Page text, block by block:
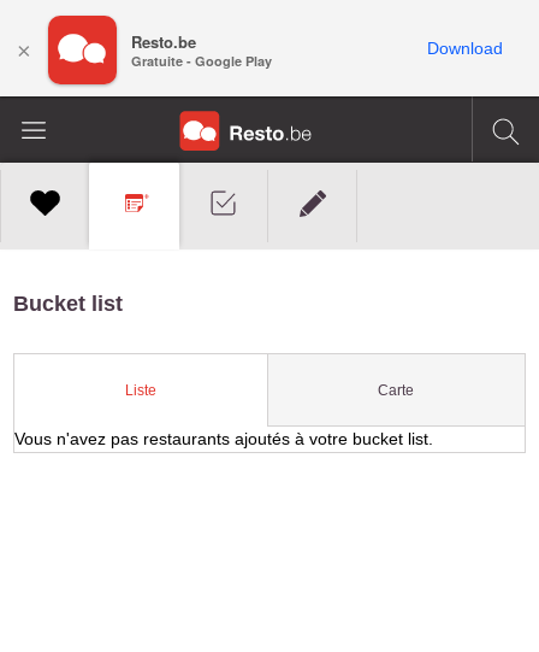
Bucket list
Liste Carte
Vous n'avez pas restaurants ajoutés à votre bucket list.
× Resto.be
Gratuite - Google Play
Download